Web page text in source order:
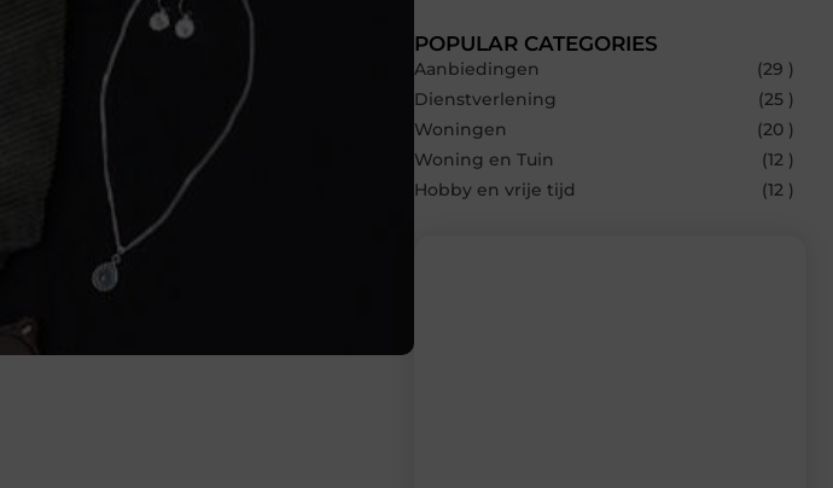
POPULAR CATEGORIES
Aanbiedingen
(29 )
Dienstverlening
(25 )
Woningen
(20 )
Woning en Tuin
(12 )
Hobby en vrije tijd
(12 )